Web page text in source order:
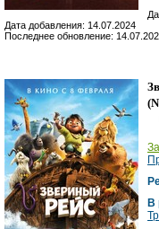
Дата добавления: 14.07.2024
Последнее обновление:
(
В